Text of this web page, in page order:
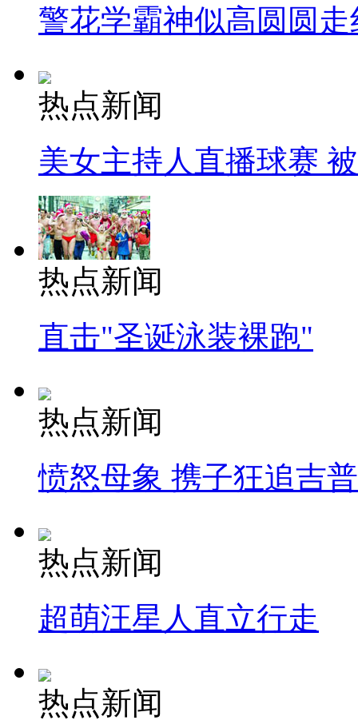
警花学霸神似高圆圆走
热点新闻
美女主持人直播球赛
热点新闻
直击"圣诞泳装裸跑"
热点新闻
愤怒母象 携子狂追吉
热点新闻
超萌汪星人直立行走
热点新闻